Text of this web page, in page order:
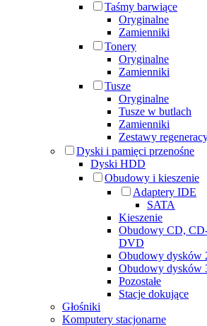
Taśmy barwiące
Oryginalne
Zamienniki
Tonery
Oryginalne
Zamienniki
Tusze
Oryginalne
Tusze w butlach
Zamienniki
Zestawy
Dyski i pamięci przenośne
Dyski HDD
Obudowy i kieszenie
Adaptery IDE
SATA
Kieszenie
Obudowy CD,
DVD
Obudowy dysków
Obudowy dysków
Pozostałe
Stacje dokujące
Głośniki
Komputery stacjonarne